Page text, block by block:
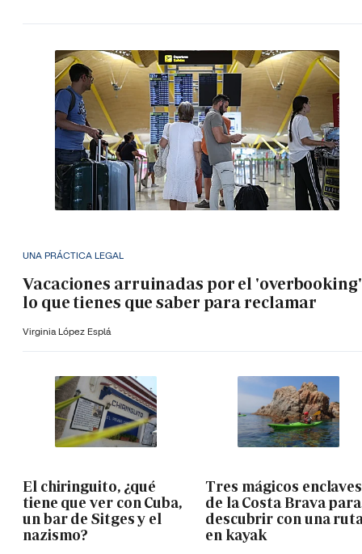
UNA PRÁCTICA LEGAL
Vacaciones arruinadas por el
lo que tienes que saber para reclamar
Virginia López Esplá
El chiringuito, ¿qué
tiene que ver con Cuba,
un bar de Sitges y el
nazismo?
Tres mágicos enclaves
de la Costa Brava para
descubrir con una
en kayak